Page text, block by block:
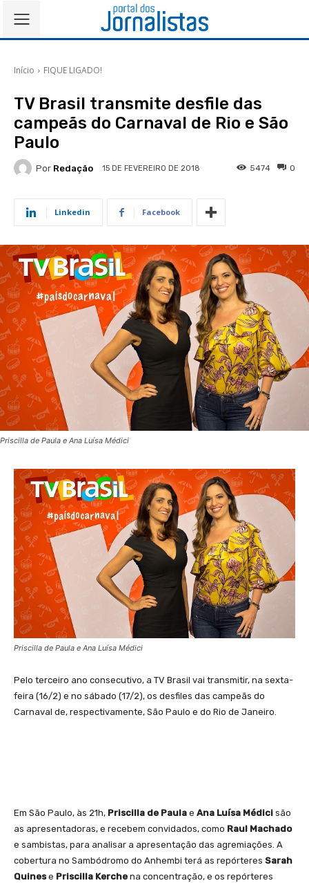
Início FIQUE LIGADO!
TV Brasil transmite desfile das
campeãs do Carnaval de Rio e São
Paulo
Por Redação 15 DE FEVEREIRO DE 2018 0
5474
Linkedin Facebook
Priscilla de Paula e Ana Luísa Médici
Priscilla de Paula e Ana Luísa Médici
Pelo terceiro ano consecutivo, a TV Brasil vai transmitir, na sexta-
feira (16/2) e no sábado (17/2), os desfiles das campeãs do
Carnaval de, respectivamente, São Paulo e do Rio de Janeiro.
Em São Paulo, às 21h, Priscilla de Paula e Ana Luísa Médici são
as apresentadoras, e recebem convidados, como Raul Machado
e sambistas, para analisar a apresentação das agremiações. A
cobertura no Sambódromo do Anhembi terá as repórteres Sarah
Quinese Priscilla Kerche na concentração, e os repórteres